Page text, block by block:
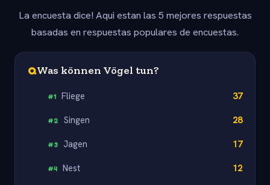
La encuesta dice! Aqui estan las 5 mejores respuestas
basadas en respuestas populares de encuestas.
QWas können Vögel tun?
#1 Fliege 37
#2 Singen 28
#3 Jagen 17
#4 Nest 12